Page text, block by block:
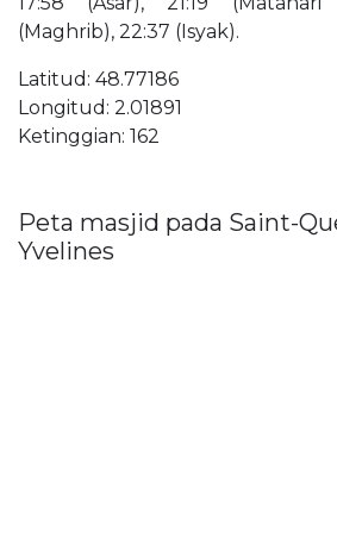
(Maghrib), 22:37 (Isyak).
Latitud: 48.77186
Longitud: 2.01891
Ketinggian: 162
Peta masjid pada Saint-
Yvelines